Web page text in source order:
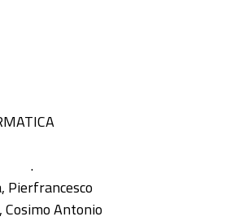
.
Pierfrancesco
Antonio